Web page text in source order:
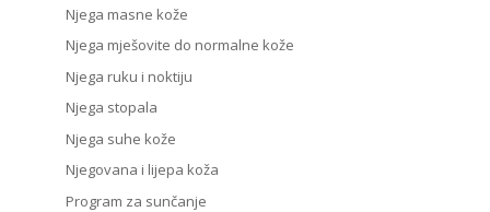
Njega masne kože
Njega mješovite do normalne kože
Njega ruku i noktiju
Njega stopala
Njega suhe kože
Njegovana i lijepa koža
Program za sunčanje